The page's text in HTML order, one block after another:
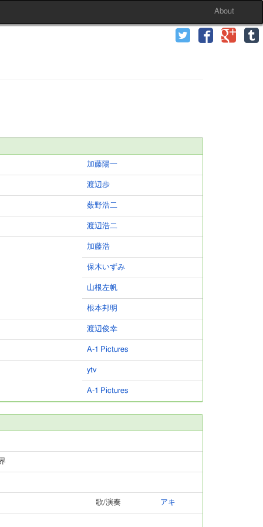
About
加藤陽一
渡辺歩
薮野浩二
渡辺浩二
加藤浩
保木いずみ
山根左帆
根本邦明
渡辺俊幸
A-1 Pictures
ytv
A-1 Pictures
歌/演奏 アキ